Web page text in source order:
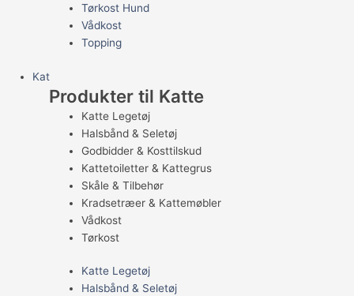
Tørkost Hund
Vådkost
Topping
Kat
Produkter til Katte
Katte Legetøj
Halsbånd & Seletøj
Godbidder & Kosttilskud
Kattetoiletter & Kattegrus
Skåle & Tilbehør
Kradsetræer & Kattemøbler
Vådkost
Tørkost
Katte Legetøj
Halsbånd & Seletøj